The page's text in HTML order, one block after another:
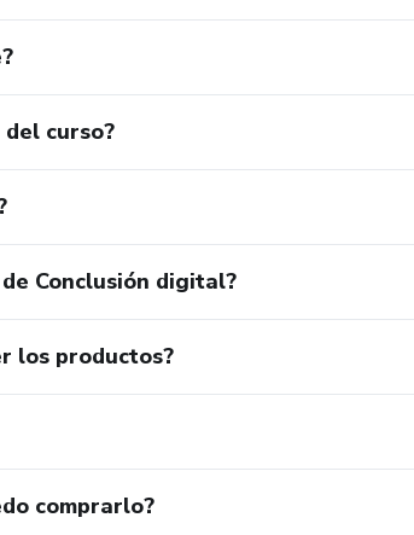
curso?
Conclusión digital?
los productos?
comprarlo?